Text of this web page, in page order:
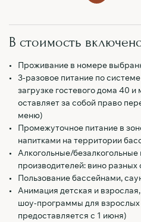
В стоимость
Проживание в номере
3-разовое питание по
загрузке гостевого дома 40
оставляет за собой право
меню)
Промежуточное питание в
напитками на территории
Алкогольные/безалкогольные
производителей: вино разных
Пользование бассейнами,
Анимация детская и
шоу-программы для взрослых
предоставляется с 1 июня)